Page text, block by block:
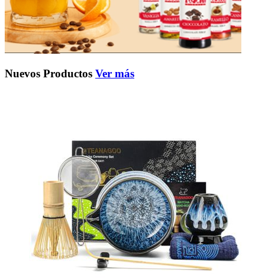
Nuevos Productos Ver más